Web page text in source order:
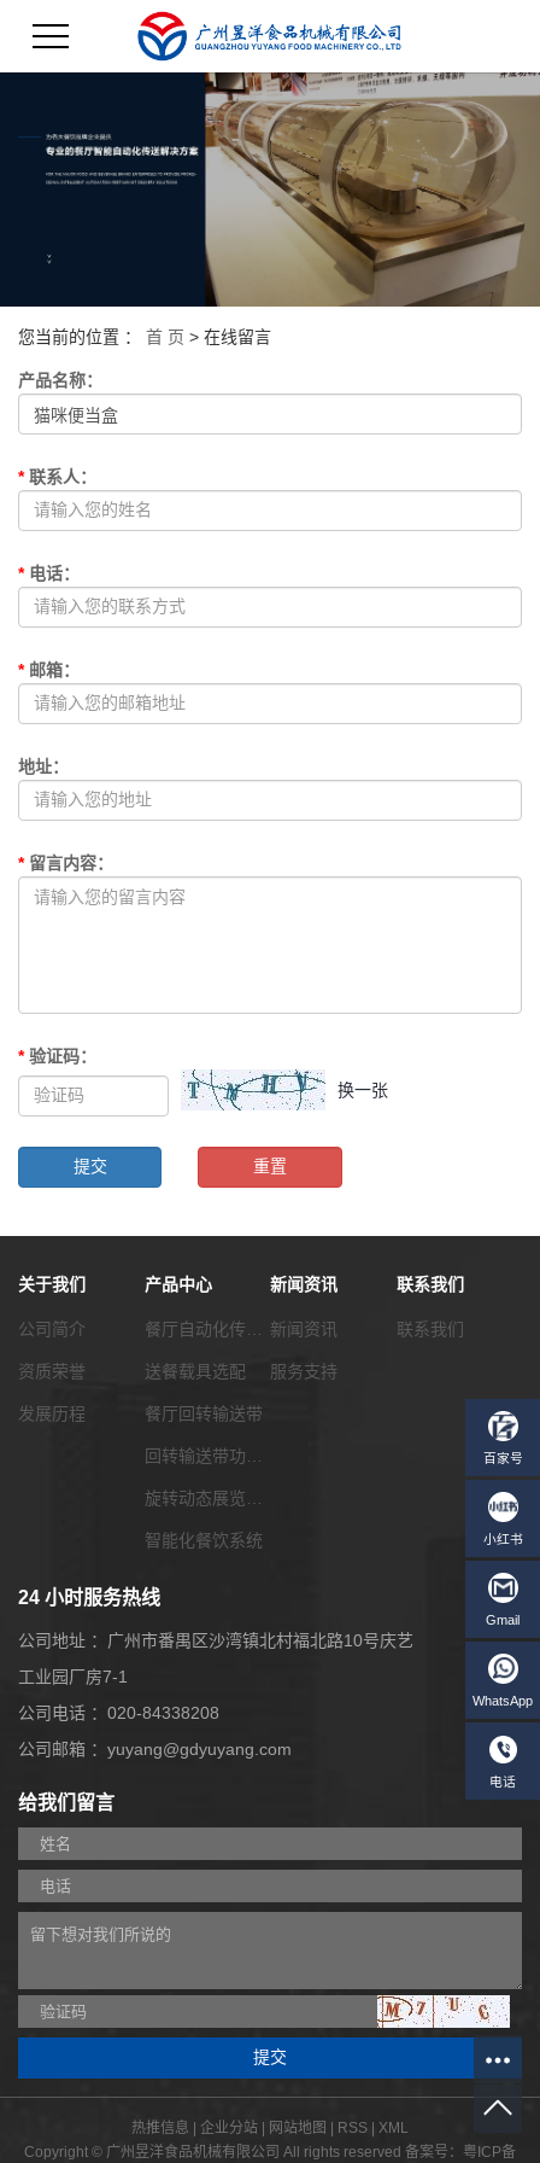
您当前的位置 ： 首 页 > 在线留言
产品名称：
* 联系人：
* 电话：
* 邮箱：
地址：
* 留言内容：
* 验证码：
换一张
关于我们
公司简介
资质荣誉
发展历程
产品中心
送餐载具选配
餐厅回转输送带
智能化餐饮系统
新闻资讯
新闻资讯
服务支持
联系我们
联系我们
24 小时服务热线
公司地址 ：广州市番禺区沙湾镇北村福北路10号庆艺
工业园厂房7-1
公司电话 ：020-84338208
公司邮箱 ：yuyang@gdyuyang.com
给我们留言
热推信息 | 企业分站 | 网站地图 | RSS | XML
Copyright © 广州昱洋食品机械有限公司 All rights reserved 备案号： 粤ICP备